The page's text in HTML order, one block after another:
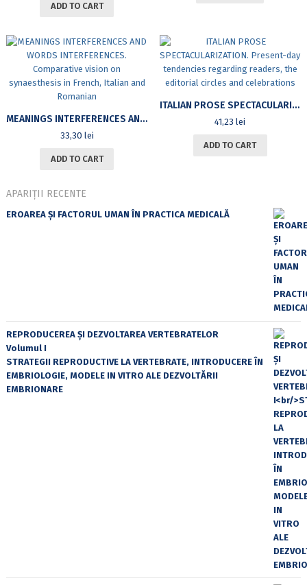
ADD TO CART
MEANINGS INTERFERENCES AND WORDS INTERFERENCES. COMPARATIVE VISION ON SYNAESTHESIS IN FRENCH, ITALIAN AND ROMANIAN
33,30 lei
ADD TO CART
ITALIAN PROSE SPECTACULARIZATION. PRESENT-DAY TENDENCIES REGARDING READERS, THE EDITORIAL CIRCLES AND CELEBRATIONS
41,23lei
ADD TO CART
APARIȚII RECENTE
EROAREA ȘI FACTORUL UMAN ÎN PRACTICA MEDICALĂ
REPRODUCEREA ȘI DEZVOLTAREA VERTEBRATELOR
Volumul I
STRATEGII REPRODUCTIVE LA VERTEBRATE, INTRODUCERE ÎN
EMBRIOLOGIE, MODELE IN VITRO ALE DEZVOLTĂRII
EMBRIONARE